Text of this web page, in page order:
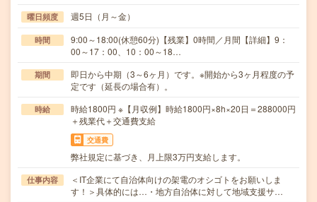
曜日頻度 週5日（月～金）
時間
9:00～18:00(休憩60分)【残業】0時間／月間【詳細】9：
00～17：00、10：00～18…
期間
即日から中期（3～6ヶ月）です。※開始から3ヶ月程度の予
定です（延長の場合有）。
時給
時給1800円 ※【月収例】時給1800円×8h×20日＝288000円
＋残業代＋交通費支給
交通費
弊社規定に基づき、月上限3万円支給します。
仕事内容
＜IT企業にて自治体向けの架電のオシゴトをお願いしま
す！＞具体的には…・地方自治体に対して地域支援サ…